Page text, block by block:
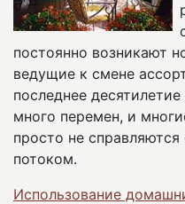
постоянно возникают
ведущие к смене
последнее
много перемен, и
просто не
потоком.
Использование